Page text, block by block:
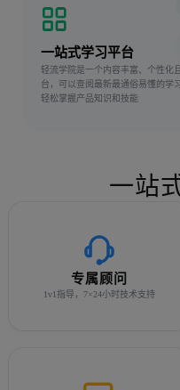
一站式学习平台
轻流学院是一个内容丰富、个性化
台，可以查阅最新最通俗易懂的学
轻松掌握产品知识和技能
一站
专属顾问
1v1指导，7×24小时技术支持